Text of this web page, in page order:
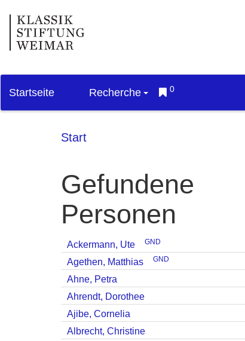
Startseite Recherche 0
Start
Gefundene
Personen
Ackermann, Ute GND
Agethen, Matthias GND
Ahne, Petra
Ahrendt, Dorothee
Ajibe, Cornelia
Albrecht, Christine